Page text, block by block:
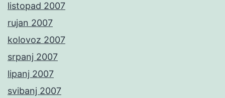
listopad 2007
rujan 2007
kolovoz 2007
srpanj 2007
lipanj 2007
svibanj 2007